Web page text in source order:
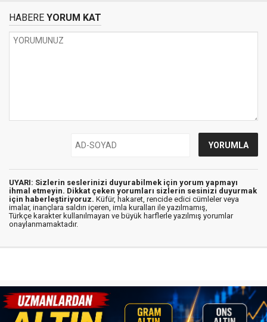
HABERE YORUM KAT
UYARI: Sizlerin seslerinizi duyurabilmek için yorum yapmayı
ihmal etmeyin. Dikkat çeken yorumları sizlerin sesinizi duyurmak
için haberleştiriyoruz. Küfür, hakaret, rencide edici cümleler veya
imalar, inançlara saldırı içeren, imla kuralları ile yazılmamış,
Türkçe karakter kullanılmayan ve büyük harflerle yazılmış yorumlar
onaylanmamaktadır.